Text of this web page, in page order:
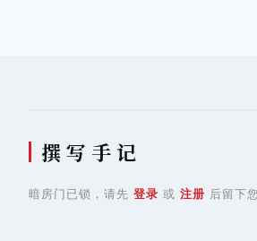
撰 写 手 记
暗房门已锁，请先 登录 或 注册 后留下